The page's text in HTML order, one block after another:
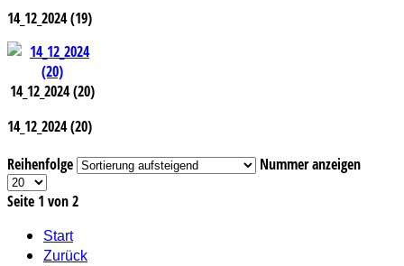
14_12_2024 (19)
14_12_2024 (20)
14_12_2024 (20)
Reihenfolge
Nummer anzeigen
Seite 1 von 2
Start
Zurück